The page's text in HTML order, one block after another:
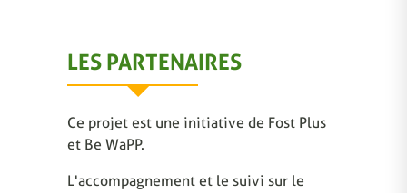
LES PARTENAIRES
Ce projet est une initiative de Fost Plus
et Be WaPP.
L'accompagnement et le suivi sur le